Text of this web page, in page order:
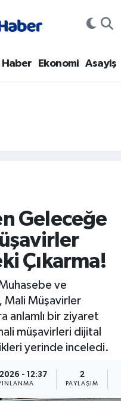
Ekonomi Asayiş
Geleceğe
Çıkarma!
ve
Mali Müşavirler
anlamlı bir ziyaret
müşavirleri dijital
yerinde inceledi.
- 12:37 2
PAYLAŞIM
Haritası